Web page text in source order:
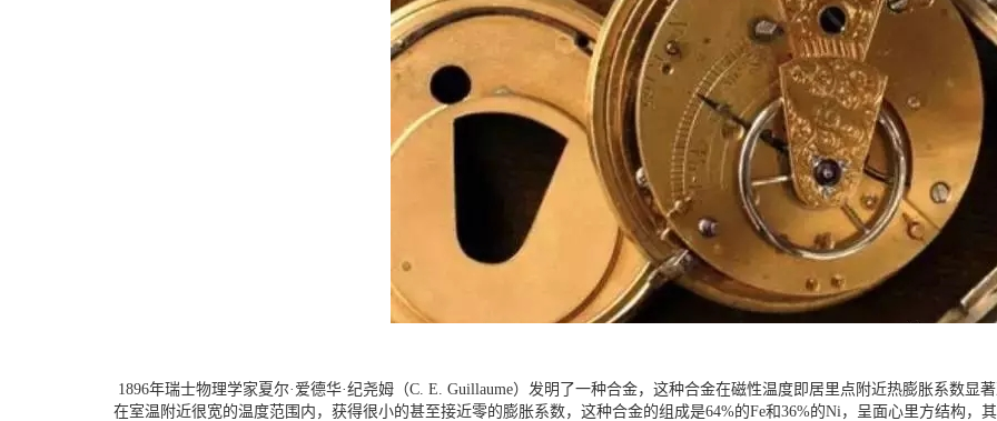
1896年瑞士物理学家夏尔·爱德华·纪尧姆（C. E. Guillaume）发明了一种合金，这种合金在磁性温度即居里点附近热膨胀系数
在室温附近很宽的温度范围内，获得很小的甚至接近零的膨胀系数，这种合金的组成是64%的Fe和36%的Ni，呈面心里方结构，